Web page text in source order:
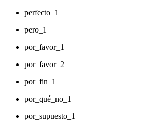
perfecto_1
pero_1
por_favor_1
por_favor_2
por_fin_1
por_qué_no_1
por_supuesto_1